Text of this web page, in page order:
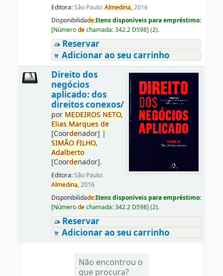
Editora:São Paulo:Almedina,2016
Disponibilidade:Itens disponíveis para empréstimo:
[Númerodechamada:342.2 D598] (2).
Reservar
Adicionar ao seu carrinho
Direito dos
negócios
aplicado: dos
direitos conexos/
por MEDEIROS NETO,
Elias Marques de
[Coordenador] |
SIMÃO FILHO,
Adalberto
[Coordenador].
Editora:São Paulo:
Almedina,2016
Disponibilidade:Itens disponíveis para empréstimo:
[Númerodechamada:342.2 D598] (2).
Reservar
Adicionar ao seu carrinho
Não encontrou o
que procura?